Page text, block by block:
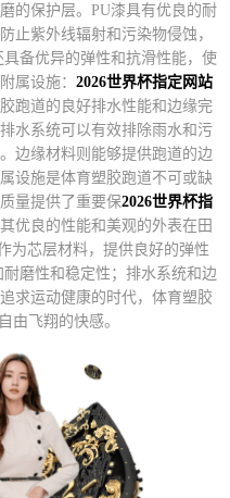
的保护层。PU漆具有优良的耐
止紫外线辐射和污染物侵蚀，
备优异的弹性和抗滑性能，使
属设施： 2026世界杯指定网站
跑道的良好排水性能和边缘完
水系统可以有效排除雨水和污
边缘材料则能够提供跑道的边
设施是体育塑胶跑道不可或缺
量提供了重要保2026世界杯指
优良的性能和美观的外表在田
为芯层材料，提供良好的弹性
磨性和稳定性；排水系统和边
求运动健康的时代，体育塑胶
由飞翔的快感。